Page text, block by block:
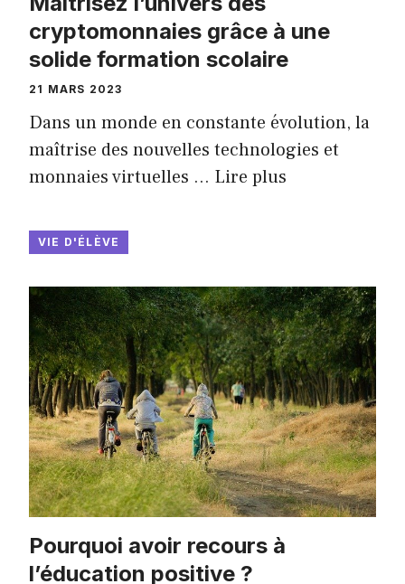
cryptomonnaies grâce à une
solide formation scolaire
21 MARS 2023
Dans un monde en constante évolution, la
maîtrise des nouvelles technologies et
monnaies virtuelles … Lire plus
VIE D'ÉLÈVE
Pourquoi avoir recours à
l’éducation positive ?